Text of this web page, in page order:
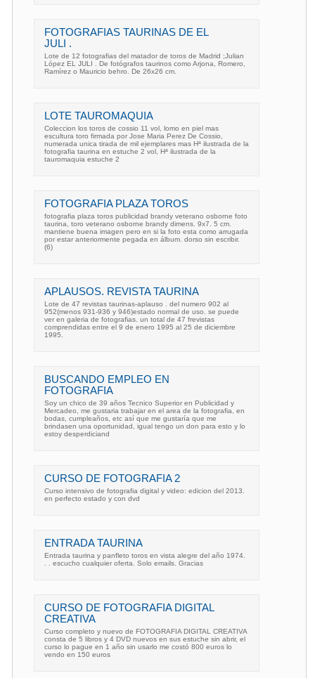
FOTOGRAFIAS TAURINAS DE EL
JULI .
Lote de 12 fotografias del matador de toros de Madrid ;Julian
López EL JULI . De fotógrafos taurinos como Arjona, Romero,
Ramírez o Mauricio behro. De 26x26 cm.
LOTE TAUROMAQUIA
Coleccion los toros de cossio 11 vol, lomo en piel mas
escultura toro firmada por Jose Maria Perez De Cossio,
numerada unica tirada de mil ejemplares mas Hª ilustrada de la
fotografia taurina en estuche 2 vol, Hª ilustrada de la
tauromaquia estuche 2
FOTOGRAFIA PLAZA TOROS
fotografia plaza toros publicidad brandy veterano osborne foto
taurina, toro veterano osborne brandy dimens. 9x7. 5 cm.
mantiene buena imagen pero en si la foto esta como arrugada
por estar anteriormente pegada en álbum. dorso sin escribir.
(6)
APLAUSOS. REVISTA TAURINA
Lote de 47 revistas taurinas-aplauso . del numero 902 al
952(menos 931-936 y 946)estado normal de uso. se puede
ver en galeria de fotografias. un total de 47 frevistas
comprendidas entre el 9 de enero 1995 al 25 de diciembre
1995.
BUSCANDO EMPLEO EN
FOTOGRAFIA
Soy un chico de 39 años Tecnico Superior en Publicidad y
Mercadeo, me gustaria trabajar en el area de la fotografia, en
bodas, cumpleaños, etc así que me gustaría que me
brindasen una oportunidad, igual tengo un don para esto y lo
estoy desperdiciand
CURSO DE FOTOGRAFIA 2
Curso intensivo de fotografia digital y video: edicion del 2013.
en perfecto estado y con dvd
ENTRADA TAURINA
Entrada taurina y panfleto toros en vista alegre del año 1974.
. . escucho cualquier oferta. Solo emails. Gracias
CURSO DE FOTOGRAFIA DIGITAL
CREATIVA
Curso completo y nuevo de FOTOGRAFIA DIGITAL CREATIVA
consta de 5 libros y 4 DVD nuevos en sus estuche sin abrir, el
curso lo pague en 1 año sin usarlo me costó 800 euros lo
vendo en 150 euros